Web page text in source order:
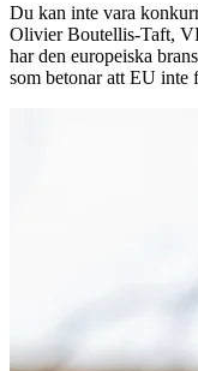
Du kan inte vara
Olivier Boutellis-Taft,
har den europeiska
som betonar att EU inte